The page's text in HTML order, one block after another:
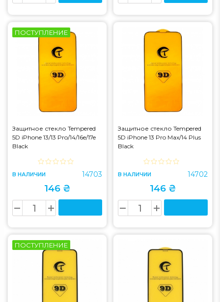
ПОСТУПЛЕНИЕ
Защитное стекло Tempered
5D iPhone 13/13 Pro/14/16e/17e
Black
В НАЛИЧИИ 14703
146 ₴
Защитное стекло Tempered
5D iPhone 13 Pro Max/14 Plus
Black
В НАЛИЧИИ 14702
146 ₴
ПОСТУПЛЕНИЕ